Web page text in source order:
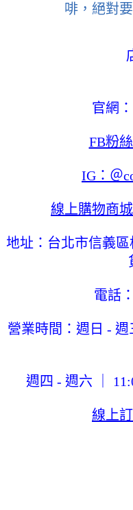
啡，絕對
官網：
FB粉絲
IG：＠
線上購物商
地址：台北市信義
電話
營業時間：週日 - 週
週四 - 週六 ｜
線上